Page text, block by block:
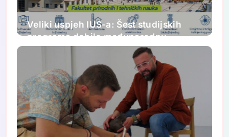
Veliki uspjeh IUS-a: Šest studijskih
programa dobilo međunarodnu
akreditaciju